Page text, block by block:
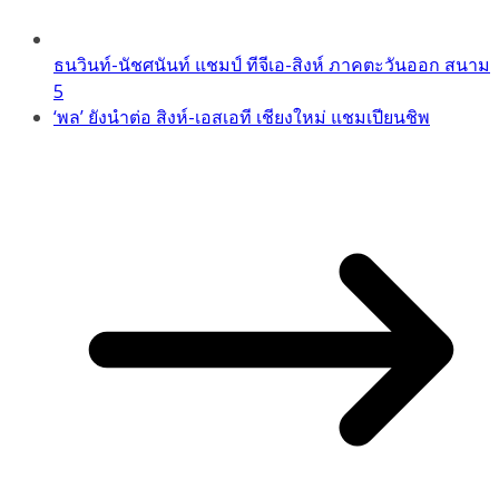
ธนวินท์-นัชศนันท์ แชมป์ ทีจีเอ-สิงห์ ภาคตะวันออก สนาม
5
‘พล’ ยังนำต่อ สิงห์-เอสเอที เชียงใหม่ แชมเปียนชิพ